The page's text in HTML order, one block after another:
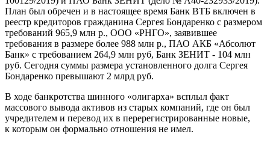
План был обречен и в настоящее время Банк ВТБ включен в
реестр кредиторов гражданина Сергея Бондаренко с размером
требований 965,9 млн р., ООО «РНГО», заявившее
требования в размере более 988 млн р., ПАО АКБ «Абсолют
Банк» с требованием 264,9 млн руб, Банк ЗЕНИТ - 104 млн
руб. Сегодня суммы размера установленного долга Сергея
Бондаренко превышают 2 млрд руб.
В ходе банкротства шинного «олигарха» всплыл факт
массового вывода активов из старых компаний, где он был
учредителем и перевод их в перерегистрированные новые,
к которым он формально отношения не имел.